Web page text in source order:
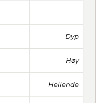
Dyp
Høy
Hellende